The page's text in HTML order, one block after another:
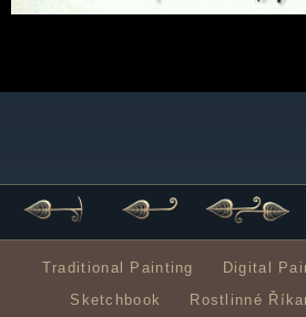
Traditional Painting Digital
Sketchbook
Rostlinné